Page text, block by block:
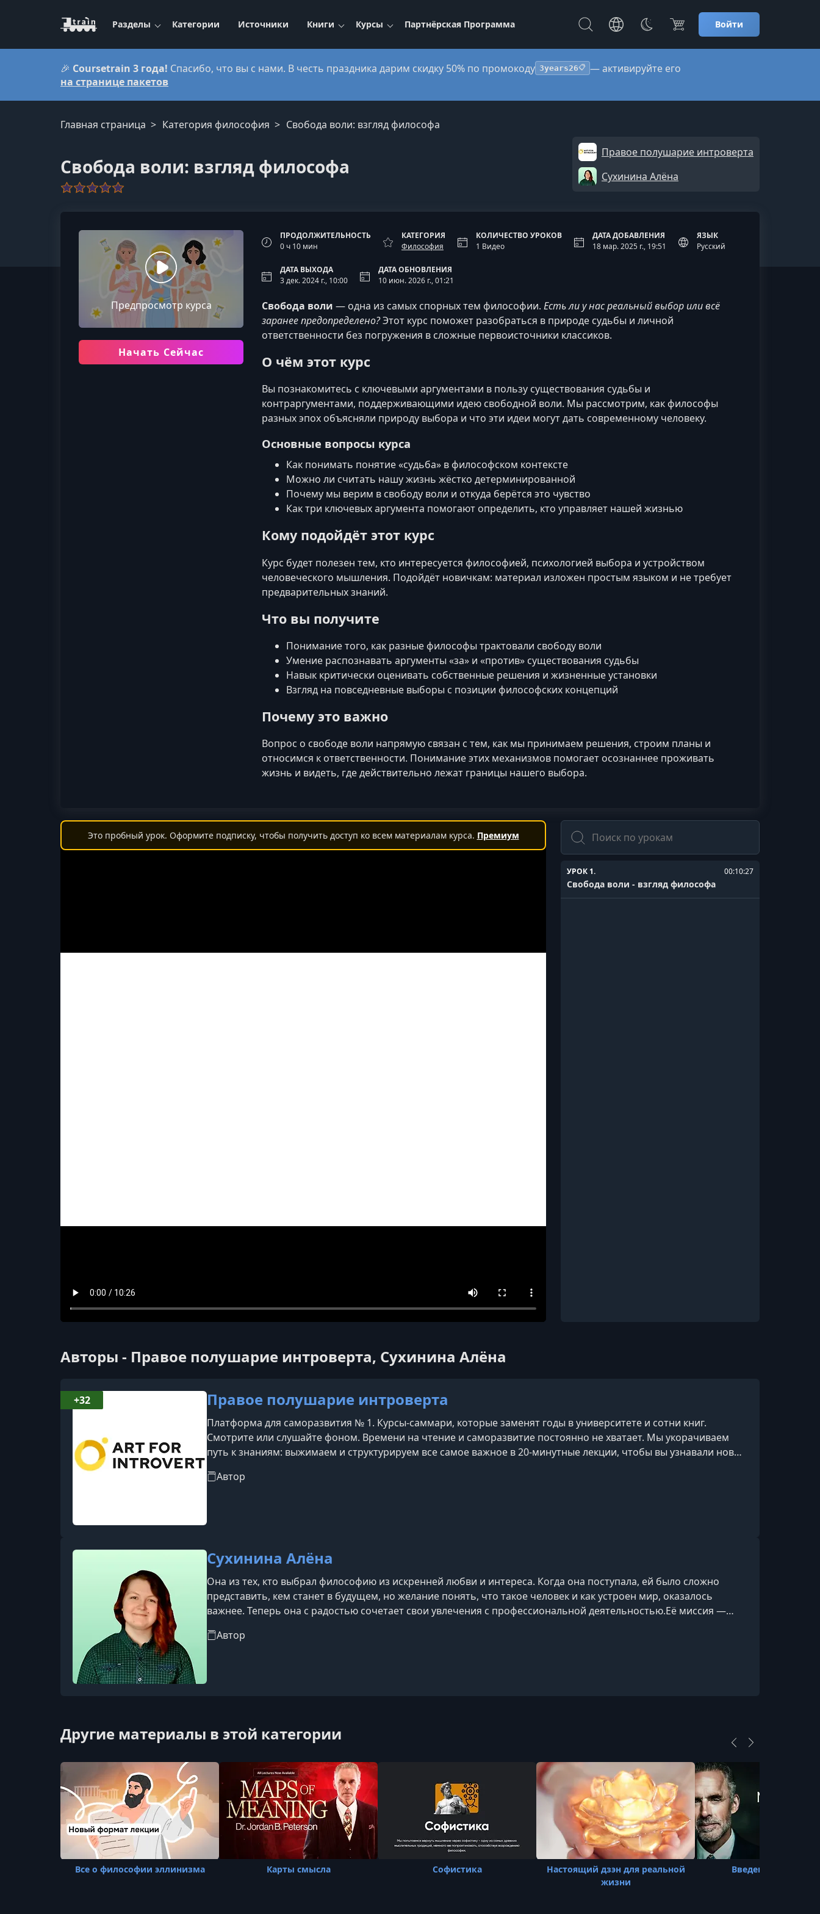
Разделы Категории Источники Книги Курсы Партнёрская Программа Войти
🎉 Coursetrain 3 года! Спасибо, что вы с нами. В честь праздника дарим скидку 50% по промокоду 3years26📋 — активируйте его
на странице пакетов
Главная страница Категория философия Свобода воли: взгляд философа
Свобода воли: взгляд философа
Правое полушарие интроверта
Сухинина Алёна
Предпросмотр курса
Начать Сейчас
ПРОДОЛЖИТЕЛЬНОСТЬ
0 ч 10 мин
КАТЕГОРИЯ
Философия
КОЛИЧЕСТВО УРОКОВ
1 Видео
ДАТА ДОБАВЛЕНИЯ
18 мар. 2025 г., 19:51
ЯЗЫК
Русский
ДАТА ВЫХОДА
3 дек. 2024 г., 10:00
ДАТА ОБНОВЛЕНИЯ
10 июн. 2026 г., 01:21
Свобода воли — одна из самых спорных тем философии. Есть ли у нас реальный выбор или всё
заранее предопределено?Этот курс поможет разобраться в природе судьбы и личной
ответственности без погружения в сложные первоисточники классиков.
О чём этот курс
Вы познакомитесь с ключевыми аргументами в пользу существования судьбы и
контраргументами, поддерживающими идею свободной воли. Мы рассмотрим, как философы
разных эпох объясняли природу выбора и что эти идеи могут дать современному человеку.
Основные вопросы курса
Как понимать понятие «судьба» в философском контексте
Можно ли считать нашу жизнь жёстко детерминированной
Почему мы верим в свободу воли и откуда берётся это чувство
Как три ключевых аргумента помогают определить, кто управляет нашей жизнью
Кому подойдёт этот курс
Курс будет полезен тем, кто интересуется философией, психологией выбора и устройством
человеческого мышления. Подойдёт новичкам: материал изложен простым языком и не требует
предварительных знаний.
Что вы получите
Понимание того, как разные философы трактовали свободу воли
Умение распознавать аргументы «за» и «против» существования судьбы
Навык критически оценивать собственные решения и жизненные установки
Взгляд на повседневные выборы с позиции философских концепций
Почему это важно
Вопрос о свободе воли напрямую связан с тем, как мы принимаем решения, строим планы и
относимся к ответственности. Понимание этих механизмов помогает осознаннее проживать
жизнь и видеть, где действительно лежат границы нашего выбора.
Это пробный урок. Оформите подписку, чтобы получить доступ ко всем материалам курса. Премиум
Поиск
УРОК 1. 00:10:27
Свобода воли - взгляд философа
Авторы - Правое полушарие интроверта, Сухинина Алёна
Правое полушарие интроверта
Платформа для саморазвития № 1. Курсы-саммари, которые заменят годы в университете и сотни книг.
Смотрите или слушайте фоном. Времени на чтение и саморазвитие постоянно не хватает. Мы укорачиваем
путь к знаниям: выжимаем и структурируем все самое важное в 20-минутные лекции, чтобы вы узнавали новое
Автор
+32
Сухинина Алёна
Она из тех, кто выбрал философию из искренней любви и интереса. Когда она поступала, ей было сложно
представить, кем станет в будущем, но желание понять, что такое человек и как устроен мир, оказалось
важнее. Теперь она с радостью сочетает свои увлечения с профессиональной деятельностью.Её миссия —
каждому, ведь она присутствует в нашей повседневн
Автор
Другие материалы в этой категории
Все о философии эллинизма Карты смысла Софистика
Настоящий дзэн для реальной
жизни
Введение в Ницше